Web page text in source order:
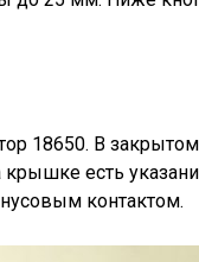
18650. В закрытом
есть
контактом.